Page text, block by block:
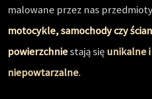
malowane przez nas
motocykle, samochody czy
powierzchniestają się unikalne i
niepowtarzalne.